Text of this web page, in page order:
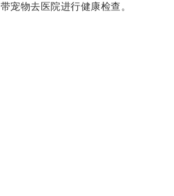
物去医院进行健康检查。